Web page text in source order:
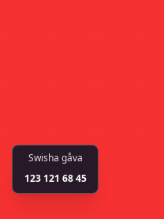
Swisha gåva
123 121 68 45